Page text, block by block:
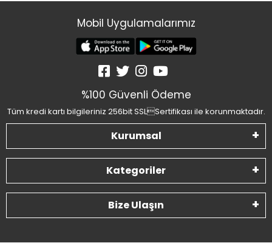
Mobil Uygulamalarımız
%100 Güvenli Ödeme
Tüm kredi kartı bilgileriniz 256bit SSLSertifikası ile korunmaktadır.
Kurumsal
Kategoriler
Bize Ulaşın